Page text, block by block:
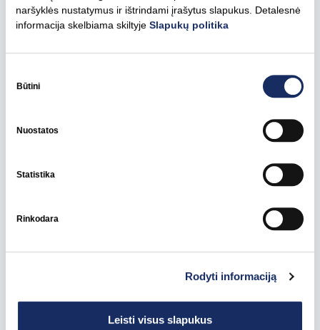
naršyklės nustatymus ir ištrindami įrašytus slapukus. Detalesnė
informacija skelbiama skiltyjeSlapukų politika
pasirinkimas
Būtini
Nuostatos
Statistika
Rinkodara
Rodyti informaciją
Leisti visus slapukus
tūkst. eurų paramą vietos bendruomenėms